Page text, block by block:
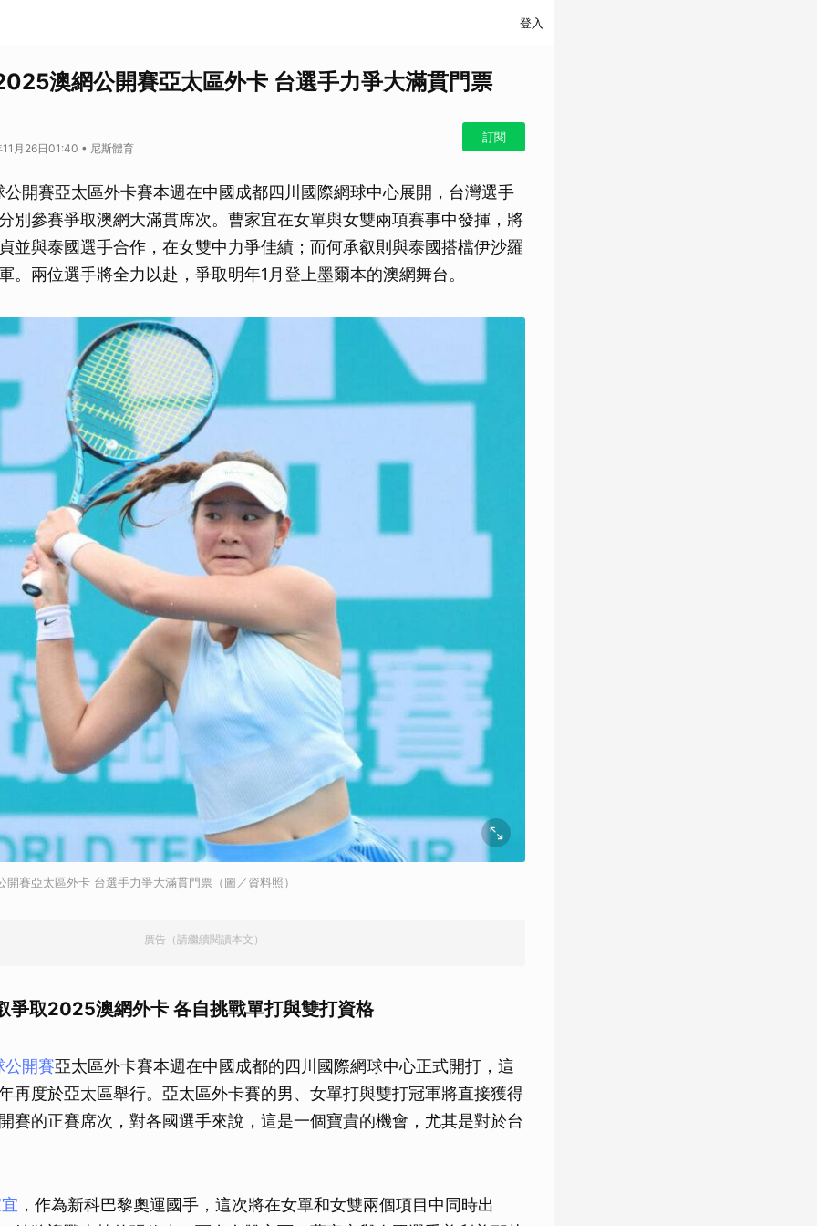
登入
澳網公開賽亞太區外卡 台選手力爭大滿貫門票
月26日01:40 • 尼斯體育
訂閱
開賽亞太區外卡賽本週在中國成都四川國際網球中心展開，台灣選手
別參賽爭取澳網大滿貫席次。曹家宜在女單與女雙兩項賽事中發揮，將
並與泰國選手合作，在女雙中力爭佳績；而何承叡則與泰國搭檔伊沙羅
。兩位選手將全力以赴，爭取明年1月登上墨爾本的澳網舞台。
賽亞太區外卡 台選手力爭大滿貫門票（圖／資料照）
廣告（請繼續閱讀本文）
爭取2025澳網外卡 各自挑戰單打與雙打資格
公開賽亞太區外卡賽本週在中國成都的四川國際網球中心正式開打，這
再度於亞太區舉行。亞太區外卡賽的男、女單打與雙打冠軍將直接獲得
賽的正賽席次，對各國選手來說，這是一個寶貴的機會，尤其是對於台
，作為新科巴黎奧運國手，這次將在女單和女雙兩個項目中同時出